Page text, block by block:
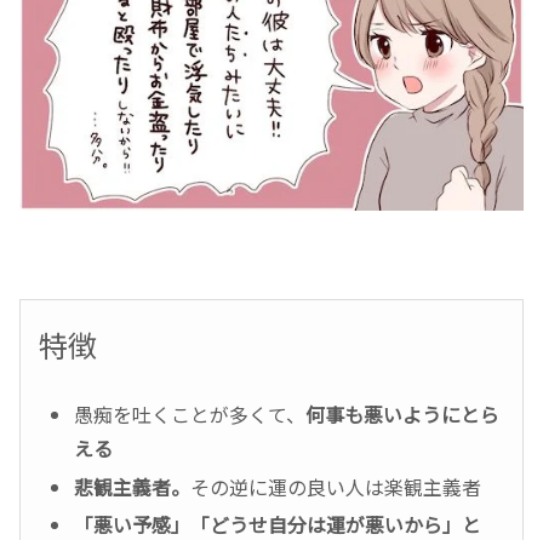
特徴
愚痴を吐くことが多くて、何事も悪いようにとら
える
悲観主義者。 その逆に運の良い人は楽観主義者
「悪い予感」「どうせ自分は運が悪いから」と